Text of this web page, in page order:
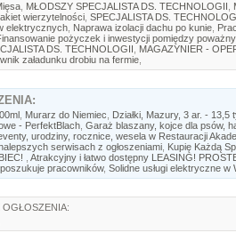
MŁODSZY SPECJALISTA DS. TECHNOLOGII
wierzytelności SPECJALISTA DS.
elektrycznych Naprawa izolacji dachu po kunie
pożyczek i inwestycji pomiędzy
DS. TECHNOLOGII
MAGAZYNIER -
załadunku drobiu na fermie
Murarz do Niemiec
Działki, Mazury, 3 ar. - 13,5
- PerfektBlach Garaż blaszany, kojce dla psów,
urodziny, rocznice, wesela w Restauracji
serwisach z ogłoszeniami
Kupię Każdą
Atrakcyjny i łatwo dostępny LEASING!
pracowników, Solidne usługi elektryczne
OGŁOSZENIA: